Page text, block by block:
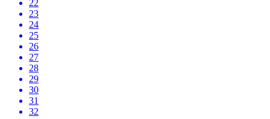
22
23
24
25
26
27
28
29
30
31
32